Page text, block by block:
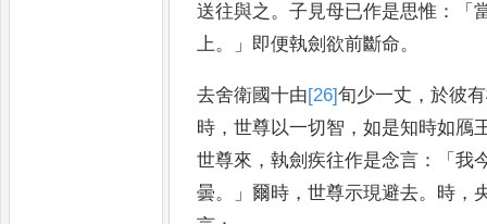
送往與之。子見母已作是思惟 ：「
上。」 即便執劍欲前斷命。
去舍衛國十由[26]旬少一丈 ，於彼
時 ，世尊以一切智 ，如是知時如鴈
世尊來 ，執劍疾往作是念言 ：「我
曇。」爾時 ，世尊示現避去。 時 ，